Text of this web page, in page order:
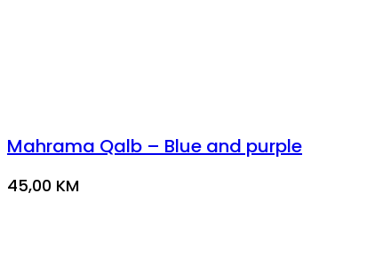
Mahrama Qalb – Blue and purple
45,00 KM